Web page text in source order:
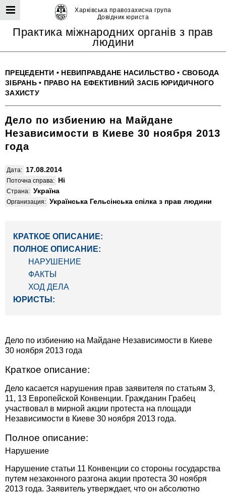
Харківська правозахисна група
Довідник юриста
Практика міжнародних органів з прав
людини
ПРЕЦЕДЕНТИ • НЕВИПРАВДАНЕ НАСИЛЬСТВО • СВОБОДА
ЗІБРАНЬ• ПРАВО НА ЕФЕКТИВНИЙ ЗАСІБ ЮРИДИЧНОГО
ЗАХИСТУ
Дело по избиению на Майдане
Независимости в Киеве 30 ноября 2013
года
Дата: 17.08.2014
Поточна справа: Ні
Страна: Україна
Организация: Українська Гельсінська спілка з прав людини
КРАТКОЕ ОПИСАНИЕ:
ПОЛНОЕ ОПИСАНИЕ:
НАРУШЕНИЕ
ФАКТЫ
ХОД ДЕЛА
ЮРИСТЫ:
Дело по избиению на Майдане Независимости в Киеве
30 ноября 2013 года
Краткое описание:
Дело касается нарушения прав заявителя по статьям 3,
11, 13 Европейской Конвенции. Гражданин Грабец
участвовал в мирной акции протеста на площади
Независимости в Киеве 30 ноября 2013 года.
Полное описание:
Нарушение
Нарушение статьи 11 Конвенции со стороны государства
путем незаконного разгона акции протеста 30 ноября
2013 года. Заявитель утверждает, что он абсолютно